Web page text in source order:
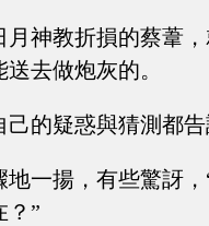
月神教折損的蔡葦
去做炮灰的。
己的疑惑與猜測都
地一揚，有些驚訝
？”